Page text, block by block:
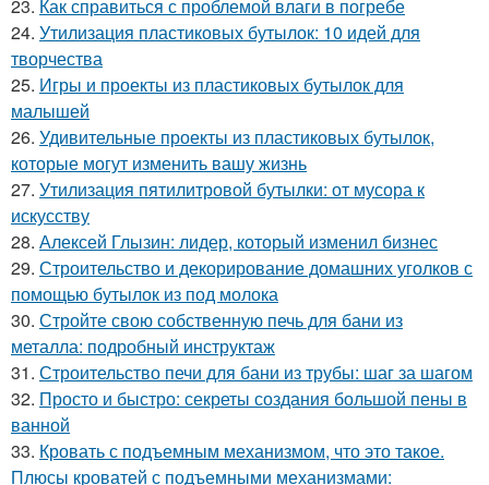
23. Как справиться с проблемой влаги в погребе
24. Утилизация пластиковых бутылок: 10 идей для
творчества
25. Игры и проекты из пластиковых бутылок для
малышей
26. Удивительные проекты из пластиковых бутылок,
которые могут изменить вашу жизнь
27. Утилизация пятилитровой бутылки: от мусора к
искусству
28. Алексей Глызин: лидер, который изменил бизнес
29. Строительство и декорирование домашних уголков с
помощью бутылок из под молока
30. Стройте свою собственную печь для бани из
металла: подробный инструктаж
31. Строительство печи для бани из трубы: шаг за шагом
32. Просто и быстро: секреты создания большой пены в
ванной
33. Кровать с подъемным механизмом, что это такое.
Плюсы кроватей с подъемными механизмами: